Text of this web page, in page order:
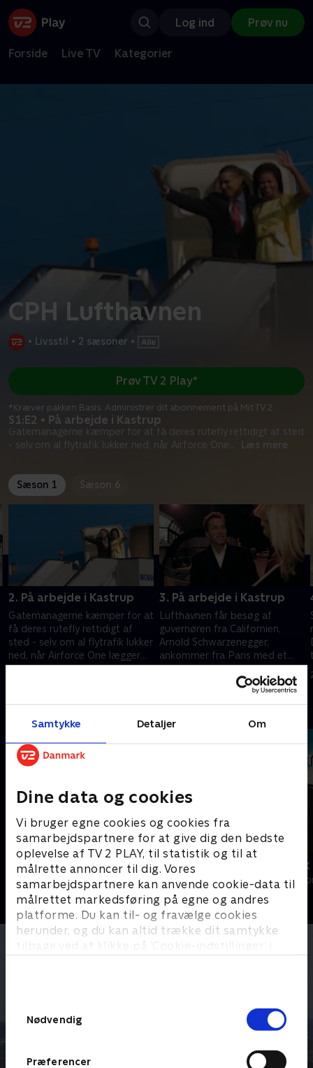
Samtykke Detaljer Om
Dine data og cookies
Vi bruger egne cookies og cookies fra
samarbejdspartnere for at give dig den bedste
oplevelse af TV 2 PLAY, til statistik og til at
målrette annoncer til dig. Vores
samarbejdspartnere kan anvende cookie-data til
målrettet markedsføring på egne og andres
platforme. Du kan til- og fravælge cookies
herunder, og du kan altid trække dit samtykke
tilbage ved at klikke på ’Cookie-indstillinger’ i
Nødvendig
Præferencer
Log ind Prøv nu
Forside Live TV Kategorier
CPH Lufthavnen
• Livsstil • 2 sæsoner •
S1:E2 • På arbejde i Kastrup
Gatemanagerne kæmper for at få deres rutefly rettidigt af sted
- selv om al flytrafik lukker ned, når Airforce One
Læs mere
Prøv TV 2 Play*
*Kræver pakken Basis. Administrer dit abonnement på Mit TV 2.
Sæson 1 Sæson 6
2. På arbejde i Kastrup
Gatemanagerne kæmper for at
få deres rutefly rettidigt af
sted - selv om al flytrafik lukker
ned, når Airforce One lægger
an til landing
3. På arbejde i Kastrup
Lufthavnen får besøg af
guvernøren fra Californien,
Arnold Schwarzenegger,
ankommer fra Paris med et
ganske almindeligt Air France-
18. februar 2010 • 24 min
Andre så også
Gutterne på kutterne
Livsstil • 7 sæsoner
Med
Livsstil • 1